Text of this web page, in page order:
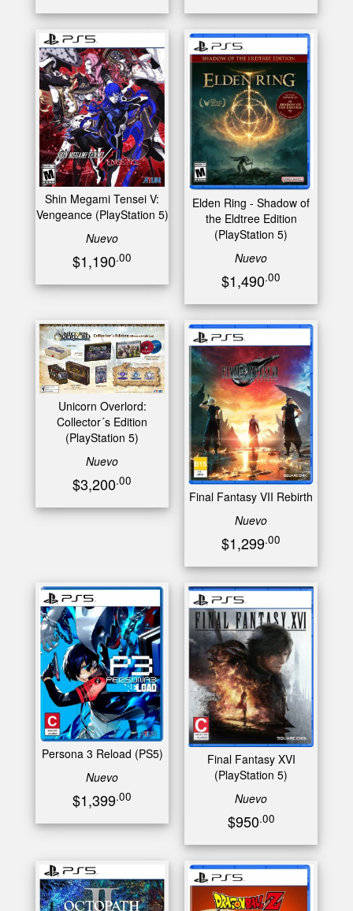
Shin Megami Tensei V:
Vengeance (PlayStation 5)
Nuevo
$1,190.00
Elden Ring - Shadow of
the Eldtree Edition
(PlayStation 5)
Nuevo
$1,490.00
Unicorn Overlord:
Collector´s Edition
(PlayStation 5)
Nuevo
$3,200.00
Final Fantasy VII Rebirth
Nuevo
$1,299.00
Persona 3 Reload (PS5)
Nuevo
$1,399.00
Final Fantasy XVI
(PlayStation 5)
Nuevo
$950.00